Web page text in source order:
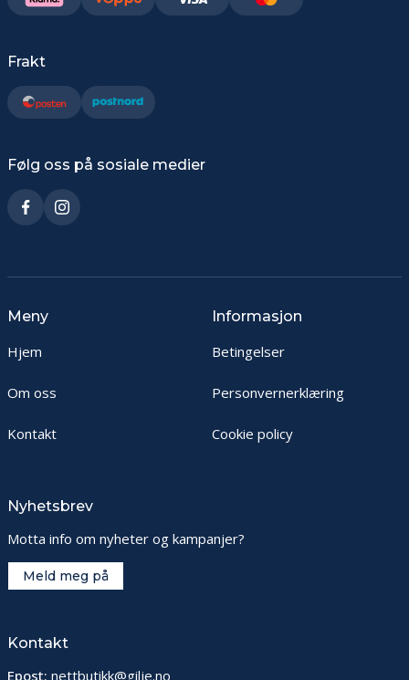
Frakt
Følg oss på sosiale medier
Meny
Hjem
Om oss
Kontakt
Informasjon
Betingelser
Personvernerklæring
Cookie policy
Nyhetsbrev
Motta info om nyheter og kampanjer?
Meld meg på
Kontakt
Epost: nettbutikk@gilje.no